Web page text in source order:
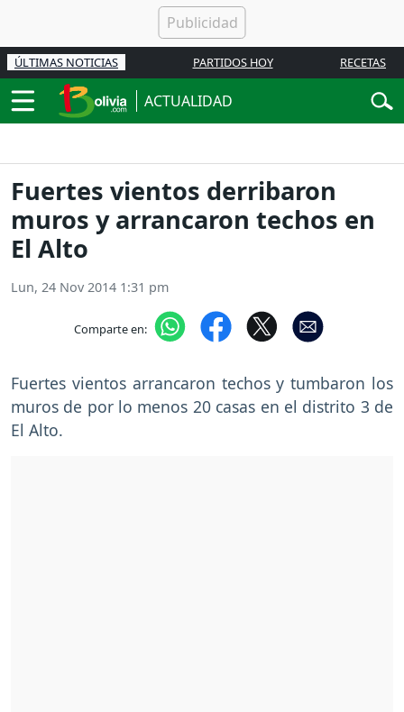
ÚLTIMAS NOTICIAS PARTIDOS HOY RECETAS
ACTUALIDAD
Fuertes vientos derribaron
muros y arrancaron techos en
El Alto
Lun, 24 Nov 2014 1:31 pm
Comparte en:
Fuertes vientos arrancaron techos y tumbaron los
muros de por lo menos 20 casas en el distrito 3 de
El Alto.